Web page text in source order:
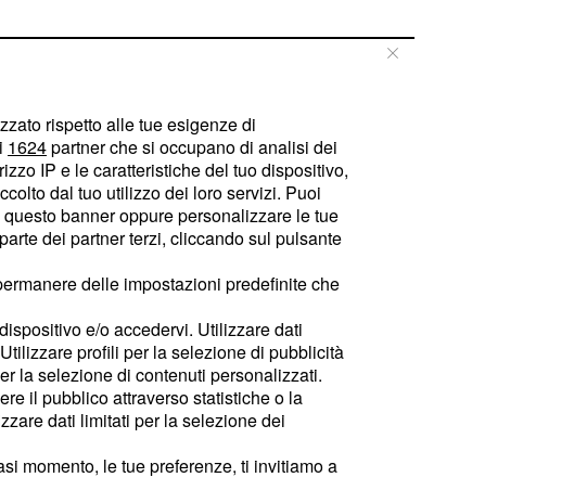
rispetto alle tue esigenze di
1624partner che si occupano di analisi dei
IP e le caratteristiche del tuo dispositivo,
dal tuo utilizzo dei loro servizi. Puoi
banner oppure personalizzare le tue
dei partner terzi, cliccando sul pulsante
delle impostazioni predefinite che
e/o accedervi. Utilizzare dati
profili per la selezione di pubblicità
la selezione di contenuti personalizzati.
il pubblico attraverso statistiche o la
dati limitati per la selezione dei
momento, le tue preferenze, ti invitiamo a